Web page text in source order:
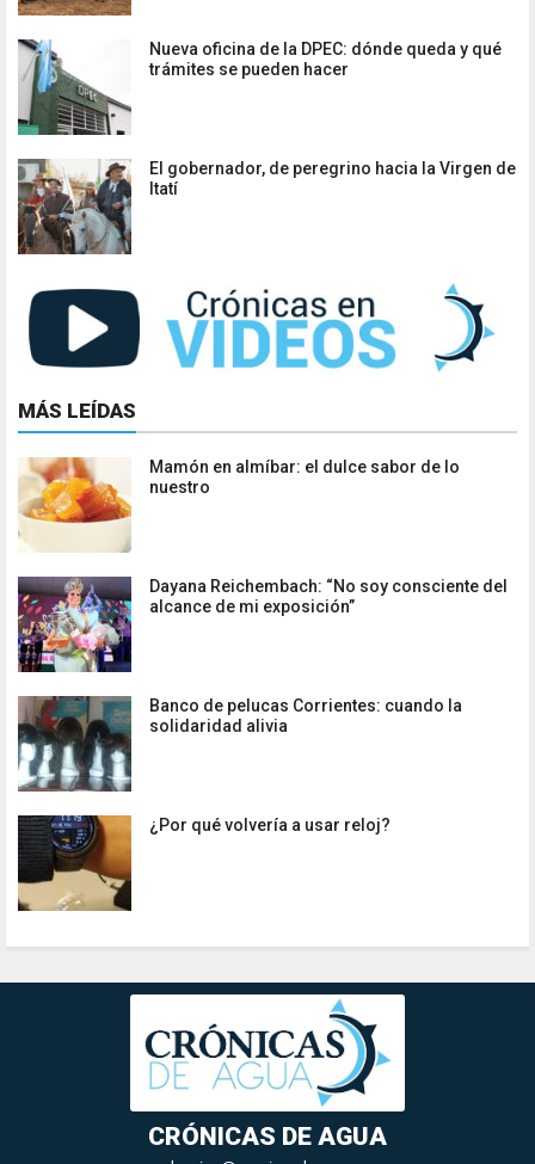
Nueva oficina de la DPEC: dónde queda y qué
trámites se pueden hacer
El gobernador, de peregrino hacia la Virgen de
Itatí
MÁS LEÍDAS
Mamón en almíbar: el dulce sabor de lo
nuestro
Dayana Reichembach: “No soy consciente del
alcance de mi exposición”
Banco de pelucas Corrientes: cuando la
solidaridad alivia
¿Por qué volvería a usar reloj?
CRÓNICAS DE AGUA